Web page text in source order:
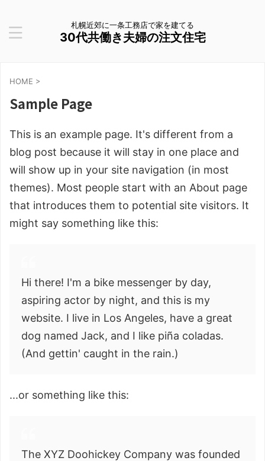
札幌近郊に一条工務店で家を建てる
30代共働き夫婦の注文住宅
HOME >
Sample Page
This is an example page. It's different from a
blog post because it will stay in one place and
will show up in your site navigation (in most
themes). Most people start with an About page
that introduces them to potential site visitors. It
might say something like this:
Hi there! I'm a bike messenger by day,
aspiring actor by night, and this is my
website. I live in Los Angeles, have a great
dog named Jack, and I like piña coladas.
(And gettin' caught in the rain.)
...or something like this:
The XYZ Doohickey Company was founded